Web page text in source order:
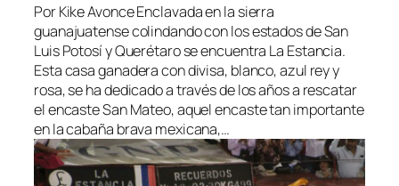
Por Kike Avonce Enclavada en la sierra
guanajuatense colindando con los estados de San
Luis Potosí y Querétaro se encuentra La Estancia.
Esta casa ganadera con divisa, blanco, azul rey y
rosa, se ha dedicado a través de los años a rescatar
el encaste San Mateo, aquel encaste tan importante
en la cabaña brava mexicana,…